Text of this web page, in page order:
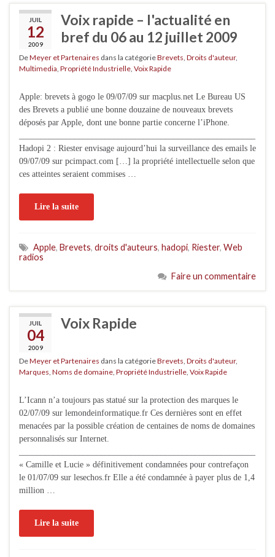
JUIL
12
2009
Voix rapide – l'actualité en
bref du 06 au 12 juillet 2009
DeMeyer et Partenaires dans la catégorieBrevets Droits d'auteur,
Multimedia Propriété Industrielle Voix Rapide
Apple: brevets à gogo le 09/07/09 sur macplus.net Le Bureau US
des Brevets a publié une bonne douzaine de nouveaux brevets
déposés par Apple, dont une bonne partie concerne l’iPhone.
Hadopi 2 : Riester envisage aujourd’hui la surveillance des emails le
09/07/09 sur pcimpact.com […] la propriété intellectuelle selon que
ces atteintes seraient commises …
Lire la suite
Apple, Brevets, droits d'auteurs, hadopi, Riester, Web
radios
Faire un commentaire
JUIL
04
2009
Voix Rapide
DeMeyer et Partenaires dans la catégorieBrevets Droits d'auteur,
Marques Noms de domaine Propriété Industrielle Voix Rapide
L’Icann n’a toujours pas statué sur la protection des marques le
02/07/09 sur lemondeinformatique.fr Ces dernières sont en effet
menacées par la possible création de centaines de noms de domaines
personnalisés sur Internet.
« Camille et Lucie » définitivement condamnées pour contrefaçon
le 01/07/09 sur lesechos.fr Elle a été condamnée à payer plus de 1,4
million …
Lire la suite